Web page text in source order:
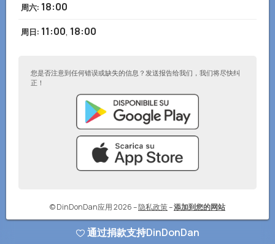
周六: 18:00
周日: 11:00, 18:00
您是否注意到任何错误或缺失的信息？发送报告给我们，我们将尽快纠
正！
© DinDonDan应用 2026–隐私政策–添加到您的网站
通过捐款支持DinDonDan